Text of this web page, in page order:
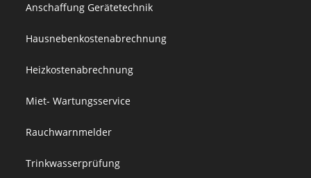
Anschaffung Gerätetechnik
Hausnebenkostenabrechnung
Heizkostenabrechnung
Miet- Wartungsservice
Rauchwarnmelder
Trinkwasserprüfung